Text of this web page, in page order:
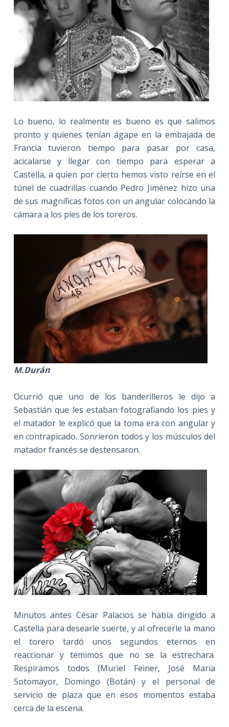
Lo bueno, lo realmente es bueno es que salimos
pronto y quienes tenían ágape en la embajada de
Francia tuvieron tiempo para pasar por casa,
acicalarse y llegar con tiempo para esperar a
Castella, a quien por cierto hemos visto reírse en el
túnel de cuadrillas cuando Pedro Jiménez hizo una
de sus magníficas fotos con un angular colocando la
cámara a los pies de los toreros.
M.Durán
Ocurrió que uno de los banderilleros le dijo a
Sebastián que les estaban fotografiando los pies y
el matador le explicó que la toma era con angular y
en contrapicado. Sonrieron todos y los músculos del
matador francés se destensaron.
Minutos antes César Palacios se había dirigido a
Castella para desearle suerte, y al ofrecerle la mano
el torero tardó unos segundos eternos en
reaccionar y temimos que no se la estrechara.
Respiramos todos (Muriel Feiner, José María
Sotomayor, Domingo (Botán) y el personal de
servicio de plaza que en esos momentos estaba
cerca de la escena.